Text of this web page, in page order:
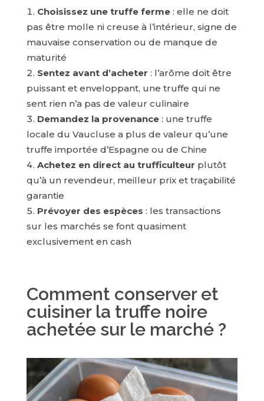
Choisissez une truffe ferme: elle ne doit
pas être molle ni creuse à l’intérieur, signe de
mauvaise conservation ou de manque de
maturité
Sentez avant d’acheter : l’arôme doit être
puissant et enveloppant, une truffe qui ne
sent rien n’a pas de valeur culinaire
Demandez la provenance: une truffe
locale du Vaucluse a plus de valeur qu’une
truffe importée d’Espagne ou de Chine
Achetez en direct au trufficulteur plutôt
qu’à un revendeur, meilleur prix et traçabilité
garantie
Prévoyer des espèces : les transactions
sur les marchés se font quasiment
exclusivement en cash
Comment conserver et
cuisiner la truffe noire
achetée sur le marché ?